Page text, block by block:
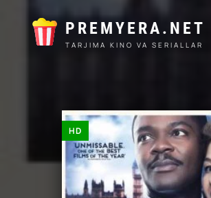
PREMYERA.NET
TARJIMA KINO VA SERIALLAR
HD